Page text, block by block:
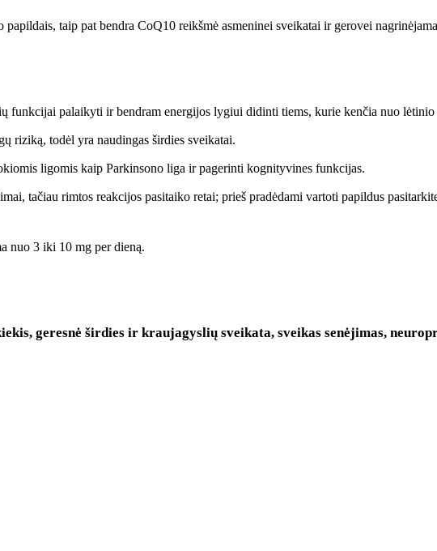
taip pat bendra CoQ10 reikšmė asmeninei sveikatai ir gerovei
funkcijai palaikyti ir bendram energijos lygiui didinti tiems, kurie kenčia nuo
riziką, todėl yra naudingas širdies sveikatai.
ligomis kaip Parkinsono liga ir pagerinti kognityvines funkcijas.
tačiau rimtos reakcijos pasitaiko retai; prieš pradėdami vartoti papildus
nuo 3 iki 10 mg per dieną.
geresnė širdies ir kraujagyslių sveikata, sveikas senėjimas,